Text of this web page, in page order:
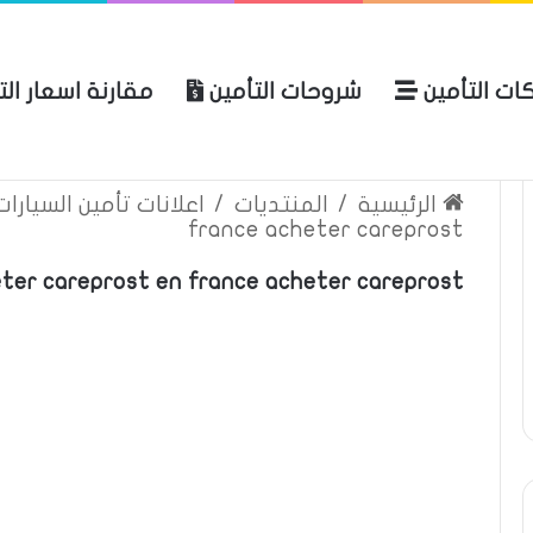
التأمين شروحات التأمين مقارنة اسعار للتأمين الرئيسية عن
الرئيسية / المنتديات / اعلانات تأمين
france acheter careprost
careprost en france acheter careprost